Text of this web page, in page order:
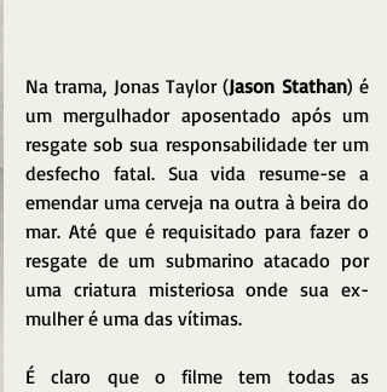
Na trama, Jonas Taylor (Jason Stathan) é
um mergulhador aposentado após um
resgate sob sua responsabilidade ter um
desfecho fatal. Sua vida resume-se a
emendar uma cerveja na outra à beira do
mar. Até que é requisitado para fazer o
resgate de um submarino atacado por
uma criatura misteriosa onde sua ex-
mulher é uma das vítimas.
É claro que o filme tem todas as